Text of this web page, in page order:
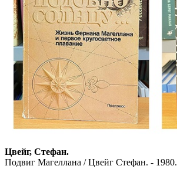
Цвейг, Стефан.
Подвиг Магеллана / Цвейг Стефан. - 1980.